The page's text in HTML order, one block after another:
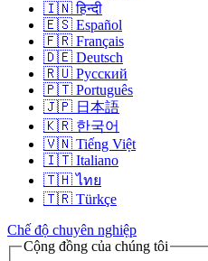
🇮🇳 हिन्दी
🇪🇸 Español
🇫🇷 Français
🇩🇪 Deutsch
🇷🇺 Русский
🇵🇹 Português
🇯🇵 日本語
🇰🇷 한국어
🇻🇳 Tiếng Việt
🇮🇹 Italiano
🇹🇭 ไทย
🇹🇷 Türkçe
Chế độ chuyên nghiệp
Cộng đồng của chúng tôi